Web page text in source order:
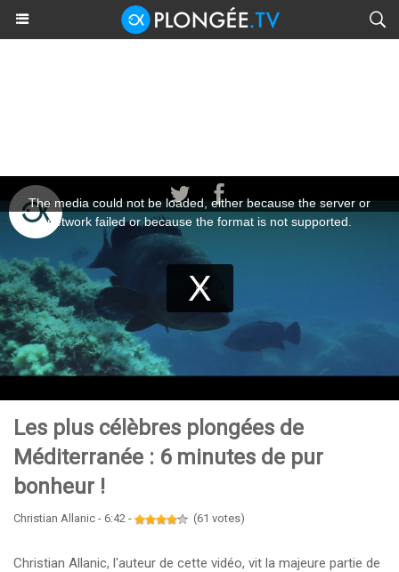
Les plus célèbres plongées de
Méditerranée : 6 minutes de pur
bonheur !
Christian Allanic - 6:42 - (61 votes)
Christian Allanic, l'auteur de cette vidéo, vit la majeure partie de